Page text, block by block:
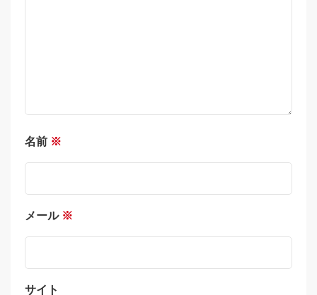
名前 ※
メール ※
サイト